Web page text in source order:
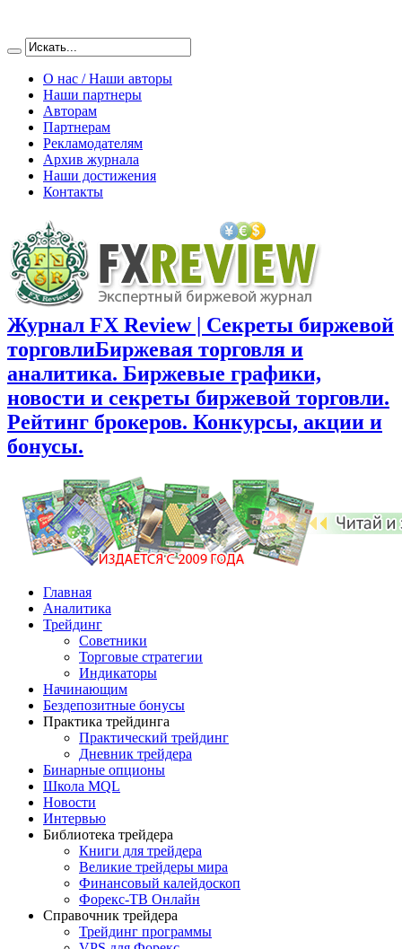
О нас / Наши авторы
Наши партнеры
Авторам
Партнерам
Рекламодателям
Архив журнала
Наши достижения
Контакты
Журнал FX Review | Секреты биржевой
торговлиБиржевая торговля и
аналитика. Биржевые графики,
новости и секреты биржевой торговли.
Рейтинг брокеров. Конкурсы, акции и
бонусы.
Главная
Аналитика
Трейдинг
Советники
Торговые стратегии
Индикаторы
Начинающим
Бездепозитные бонусы
Практика трейдинга
Практический трейдинг
Дневник трейдера
Бинарные опционы
Школа MQL
Новости
Интервью
Библиотека трейдера
Книги для трейдера
Великие трейдеры мира
Финансовый калейдоскоп
Форекс-ТВ Онлайн
Справочник трейдера
Трейдинг программы